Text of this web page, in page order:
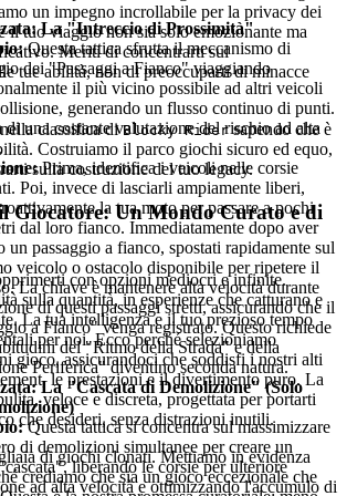
La "Intreccio di Prossimità"
Questa tattica sfrutta il meccanismo di
dei "Passaggi a Fianco" viaggiando
il più vicino possibile ad altri veicoli
generando un flusso continuo di punti.
di una costante valutazione del rischio ad alta
Prima, identifica i veicoli nelle corsie
Poi, invece di lasciarli ampiamente liberi,
la tua moto per passare a pochi
dal loro fianco. Immediatamente dopo aver
un passaggio a fianco, spostati rapidamente sul
veicolo o ostacolo disponibile per ripetere il
La chiave è mantenere alta velocità durante
di questi passaggi stretti, assicurando che il
a Fianco" venga registrato. Questo richiede
del "Ritmo della Strada" e della
Periferica" diventino seconda natura.
La "Cascata di Demolizione" (Solo
Questa tattica si concentra sul massimizzare
di demolizioni simultanee per creare un
liberando le corsie per ulteriore
ad alta velocità e ottimizzando l'accumulo di
un impegno incrollabile per la privacy dei
il tuo viaggio non sia solo emozionante ma
Meriti di concentrarti sul
tue abilità, non di preoccuparti di minacce
classifica diBlocky Ridersapendo che è
Costruiamo il parco giochi sicuro ed equo,
sulla costruzione del tuo legacy.
Giocatore: Un Mondo Curato e di
con opzioni mediocri e infinite.
sulla quantità, in esperienze che catturano e
La tua intelligenza e il tuo prezioso tempo
per noi. Ecco perché selezioniamo
gioco, assicurandoci che soddisfi i nostri alti
le prestazioni e il divertimento puro. La
veloce e discreta, progettata per portarti
che desideri, senza distrazioni inutili.
di giochi clonati. Mettiamo in evidenza
crediamo che sia un gioco eccezionale che